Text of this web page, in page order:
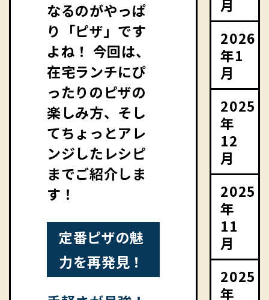
なるのがやっぱ
り「ピザ」です
よね！ 今回は、
在宅ランチにぴ
ったりのピザの
楽しみ方、そし
てちょっとアレ
ンジしたレシピ
までご紹介しま
す！
定番ピザの魅
力を再発見！
月
2026
年1
月
2025
年
12
月
2025
年
11
月
2025
年